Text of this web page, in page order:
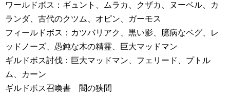
ワールドボス：ギュント、ムラカ、クザカ、ヌーベル、カ
ランダ、古代のクツム、オピン、ガーモス
フィールドボス：カツバリアク、黒い影、臆病なベグ、レ
ッドノーズ、愚鈍な木の精霊、巨大マッドマン
ギルドボス討伐：巨大マッドマン、フェリード、プトル
ム、カーン
ギルドボス召喚書 闇の狭間